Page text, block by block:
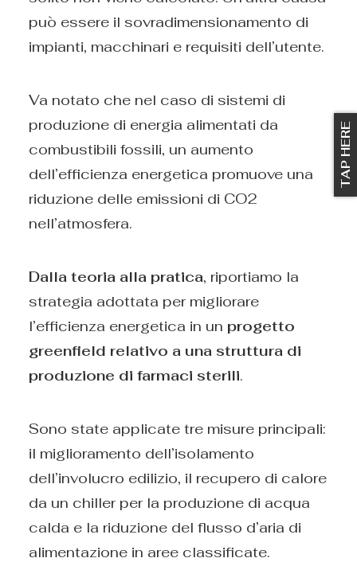
può essere il sovradimensionamento di
impianti, macchinari e requisiti dell’utente.
Va notato che nel caso di sistemi di
produzione di energia alimentati da
combustibili fossili, un aumento
dell’efficienza energetica promuove una
riduzione delle emissioni di CO2
nell’atmosfera.
Dalla teoria alla pratica, riportiamo la
strategia adottata per migliorare
l’efficienza energetica in un progetto
greenfield relativo a una struttura di
produzione di farmaci sterili.
Sono state applicate tre misure principali:
il miglioramento dell’isolamento
dell’involucro edilizio, il recupero di calore
da un chiller per la produzione di acqua
calda e la riduzione del flusso d’aria di
alimentazione in aree classificate.
TAP HERE